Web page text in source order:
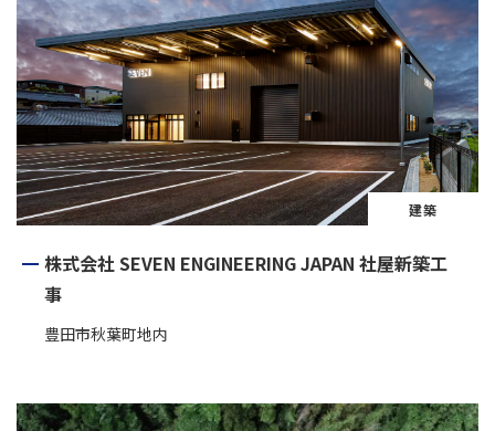
建築
株式会社 SEVEN ENGINEERING JAPAN 社屋新築工
事
豊田市秋葉町地内